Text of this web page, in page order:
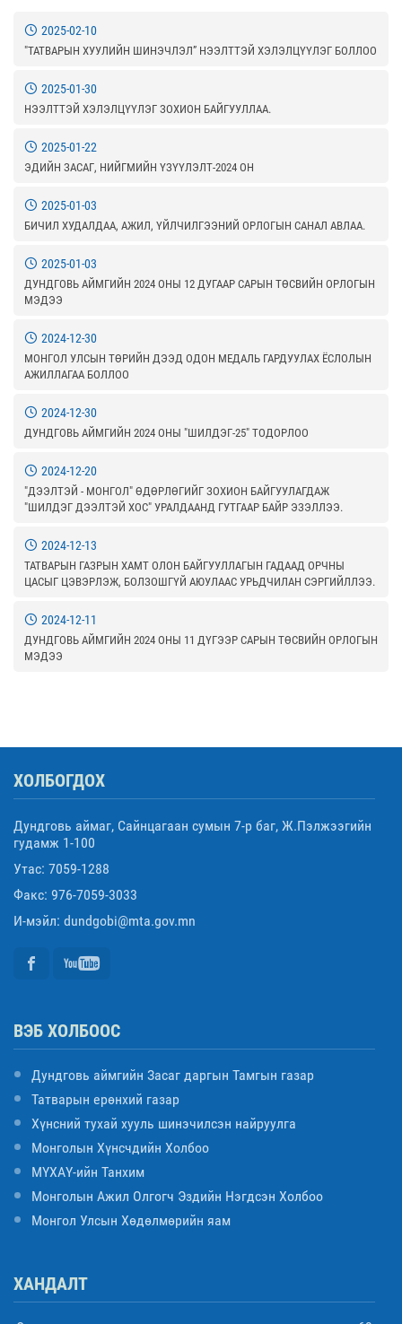
2025-02-10
"ТАТВАРЫН ХУУЛИЙН ШИНЭЧЛЭЛ” НЭЭЛТТЭЙ ХЭЛЭЛЦҮҮЛЭГ БОЛЛОО
2025-01-30
НЭЭЛТТЭЙ ХЭЛЭЛЦҮҮЛЭГ ЗОХИОН БАЙГУУЛЛАА.
2025-01-22
ЭДИЙН ЗАСАГ, НИЙГМИЙН ҮЗҮҮЛЭЛТ-2024 ОН
2025-01-03
БИЧИЛ ХУДАЛДАА, АЖИЛ, ҮЙЛЧИЛГЭЭНИЙ ОРЛОГЫН САНАЛ АВЛАА.
2025-01-03
ДУНДГОВЬ АЙМГИЙН 2024 ОНЫ 12 ДУГААР САРЫН ТӨСВИЙН ОРЛОГЫН
МЭДЭЭ
2024-12-30
МОНГОЛ УЛСЫН ТӨРИЙН ДЭЭД ОДОН МЕДАЛЬ ГАРДУУЛАХ ЁСЛОЛЫН
АЖИЛЛАГАА БОЛЛОО
2024-12-30
ДУНДГОВЬ АЙМГИЙН 2024 ОНЫ "ШИЛДЭГ-25" ТОДОРЛОО
2024-12-20
"ДЭЭЛТЭЙ - МОНГОЛ" ӨДӨРЛӨГИЙГ ЗОХИОН БАЙГУУЛАГДАЖ
"ШИЛДЭГ ДЭЭЛТЭЙ ХОС" УРАЛДААНД ГУТГААР БАЙР ЭЗЭЛЛЭЭ.
2024-12-13
ТАТВАРЫН ГАЗРЫН ХАМТ ОЛОН БАЙГУУЛЛАГЫН ГАДААД ОРЧНЫ
ЦАСЫГ ЦЭВЭРЛЭЖ, БОЛЗОШГҮЙ АЮУЛААС УРЬДЧИЛАН СЭРГИЙЛЛЭЭ.
2024-12-11
ДУНДГОВЬ АЙМГИЙН 2024 ОНЫ 11 ДҮГЭЭР САРЫН ТӨСВИЙН ОРЛОГЫН
МЭДЭЭ
ХОЛБОГДОХ
Дундговь аймаг, Сайнцагаан сумын 7-р баг, Ж.Пэлжээгийн
гудамж 1-100
Утас: 7059-1288
Факс: 976-7059-3033
И-мэйл: dundgobi@mta.gov.mn
ВЭБ ХОЛБООС
Дундговь аймгийн Засаг даргын Тамгын газар
Татварын ерөнхий газар
Хүнсний тухай хууль шинэчилсэн найруулга
Монголын Хүнсчдийн Холбоо
МҮХАҮ-ийн Танхим
Монголын Ажил Олгогч Эздийн Нэгдсэн Холбоо
Монгол Улсын Хөдөлмөрийн яам
ХАНДАЛТ